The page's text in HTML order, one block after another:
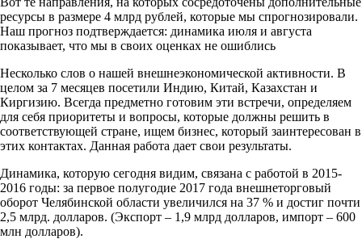
ресурсы в размере 4 млрд рублей, которые мы спрогнозировали.
Наш прогноз подтверждается: динамика июля и августа
показывает, что мы в своих оценках не ошиблись
Несколько слов о нашей внешнеэкономической активности. В
целом за 7 месяцев посетили Индию, Китай, Казахстан и
Киргизию. Всегда предметно готовим эти встречи, определяем
для себя приоритеты и вопросы, которые должны решить в
соответствующей стране, ищем бизнес, который заинтересован в
этих контактах. Данная работа дает свои результаты.
Динамика, которую сегодня видим, связана с работой в 2015-
2016 годы: за первое полугодие 2017 года внешнеторговый
оборот Челябинской области увеличился на 37 % и достиг почти
2,5 млрд. долларов. (Экспорт – 1,9 млрд долларов, импорт – 600
млн долларов).